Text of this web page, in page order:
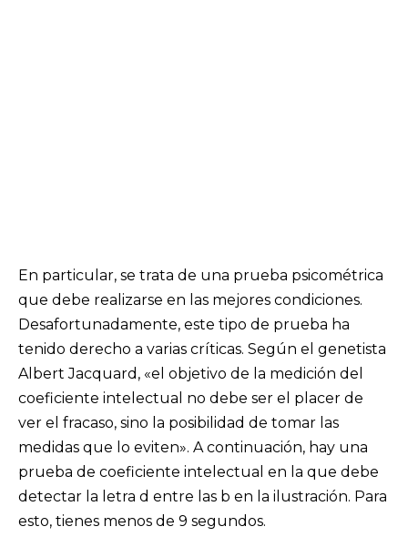
En particular, se trata de una prueba psicométrica
que debe realizarse en las mejores condiciones.
Desafortunadamente, este tipo de prueba ha
tenido derecho a varias críticas. Según el genetista
Albert Jacquard, «el objetivo de la medición del
coeficiente intelectual no debe ser el placer de
ver el fracaso, sino la posibilidad de tomar las
medidas que lo eviten». A continuación, hay una
prueba de coeficiente intelectual en la que debe
detectar la letra d entre las b en la ilustración. Para
esto, tienes menos de 9 segundos.